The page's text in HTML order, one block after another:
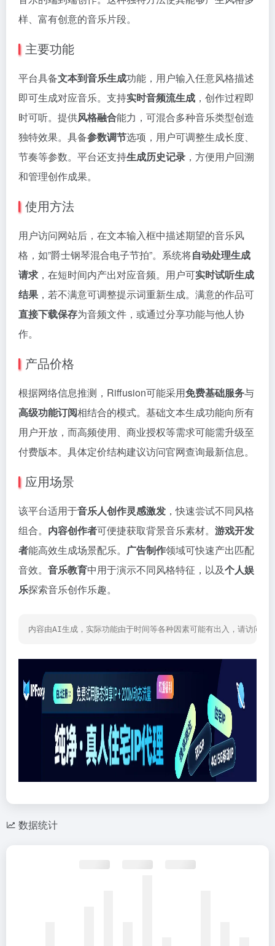
样、富有创意的音乐片段。
主要功能
平台具备文本到音乐生成功能，用户输入任意风格描述
即可生成对应音乐。支持实时音频流生成 ，创作过程即
时可听。提供风格融合能力，可混合多种音乐类型创造
独特效果。具备参数调节选项，用户可调整生成长度、
节奏等参数。平台还支持生成历史记录 ，方便用户回溯
和管理创作成果。
使用方法
用户访问网站后，在文本输入框中描述期望的音乐风
格，如”爵士钢琴混合电子节拍”。系统将自动处理生成
请求 ，在短时间内产出对应音频。用户可实时试听生成
结果 ，若不满意可调整提示词重新生成。满意的作品可
直接下载保存为音频文件，或通过分享功能与他人协
作。
产品价格
根据网络信息推测，Riffusion可能采用免费基础服务与
高级功能订阅相结合的模式。基础文本生成功能向所有
用户开放，而高频使用、商业授权等需求可能需升级至
付费版本。具体定价结构建议访问官网查询最新信息。
应用场景
该平台适用于音乐人创作灵感激发 ，快速尝试不同风格
组合。 内容创作者可便捷获取背景音乐素材。 游戏开发
者能高效生成场景配乐。 广告制作领域可快速产出匹配
音效。 音乐教育中用于演示不同风格特征，以及个人娱
乐探索音乐创作乐趣。
内容由AI生成，实际功能由于时间等各种因素可能有出入，请访问网
数据统计